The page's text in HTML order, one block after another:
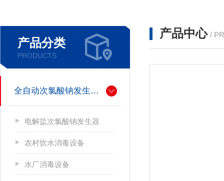
产品分类
PRODUCTS
全自动次氯酸钠发生器厂家
电解盐次氯酸钠发生器
农村饮水消毒设备
水厂消毒设备
产品中心 /